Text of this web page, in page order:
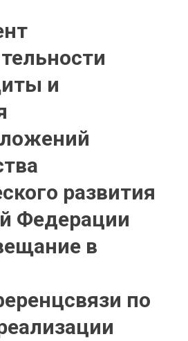
и
развития
Федерации
в
по